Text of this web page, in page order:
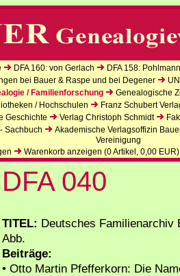
DFA 160: von Gerlach
DFA 158:
bei Bauer & Raspe und bei Degener
/ Familienforschung
Genealogische
/ Hochschulen
Franz Schubert
Geschichte Verlag Christoph Schmidt
Sachbuch
Akademische Verlagsoffizin
Vereinigung
Warenkorb anzeigen (0Artikel, 0,00 EUR)
DFA 040
TITEL: Deutsches Familienarchiv
Abb.
Beiträge:
• Otto Martin Pfefferkorn: Die